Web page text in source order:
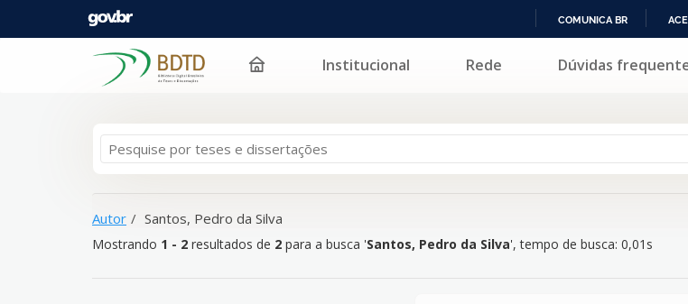
PARA
COMUNICA BR
resultados de2para a busca ' Santos, Pedro da Silva
Pular para o conteúdo Institucional Rede Dúvidas
Autor Santos, Pedro da Silva
Mostrando 1 - 2 resultados de 2 para a busca 'Santos, Pedro da Silva', tempo de busca: 0,01s